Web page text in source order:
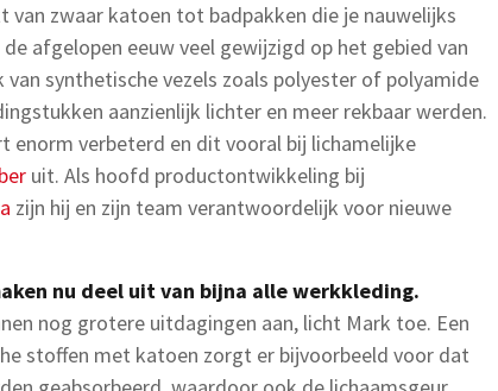
van zwaar katoen tot badpakken die je nauwelijks
afgelopen eeuw veel gewijzigd op het gebied van
synthetische vezels zoals polyester of polyamide
aanzienlijk lichter en meer rekbaar werden.
enorm verbeterd en dit vooral bij lichamelijke
uit. Als hoofd productontwikkeling bij
zijn hij en zijn team verantwoordelijk voor nieuwe
nu deel uit van bijna alle werkkleding.
nog grotere uitdagingen aan, licht Mark toe. Een
stoffen met katoen zorgt er bijvoorbeeld voor dat